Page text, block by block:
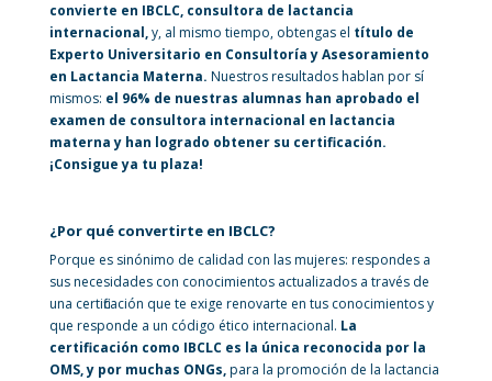
convierte en IBCLC, consultora de lactancia
internacional,y, al mismo tiempo, obtengas el título de
Experto Universitario en Consultoría y Asesoramiento
en Lactancia Materna. Nuestros resultados hablan por sí
mismos: el 96% de nuestras alumnas han aprobado el
examen de consultora internacional en lactancia
materna y han logrado obtener su certificación.
¡Consigue ya tu plaza!
¿Por qué convertirte en IBCLC?
Porque es sinónimo de calidad con las mujeres: respondes a
sus necesidades con conocimientos actualizados a través de
una certificación que te exige renovarte en tus conocimientos y
que responde a un código ético internacional. La
certificación como IBCLC es la única reconocida por la
OMS, y por muchas ONGs,para la promoción de la lactancia